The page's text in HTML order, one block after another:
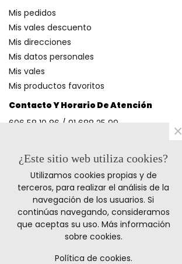
Contacto Y Horario De Atención
606 58 10 86 / 91 688 25 99
Métodos De Pago
Mis pedidos
Mis vales descuento
Mis direcciones
Mis datos personales
Mis vales
Mis productos favoritos
© 2023 Retrocables. Los logos y
mencionadas corresponden a sus
¿Este sitio web utiliza cookies?
Utilizamos cookies propias y de
terceros, para realizar el análisis de la
navegación de los usuarios. Si
continúas navegando, consideramos
que aceptas su uso. Más información
sobre cookies.
Política de cookies.
×